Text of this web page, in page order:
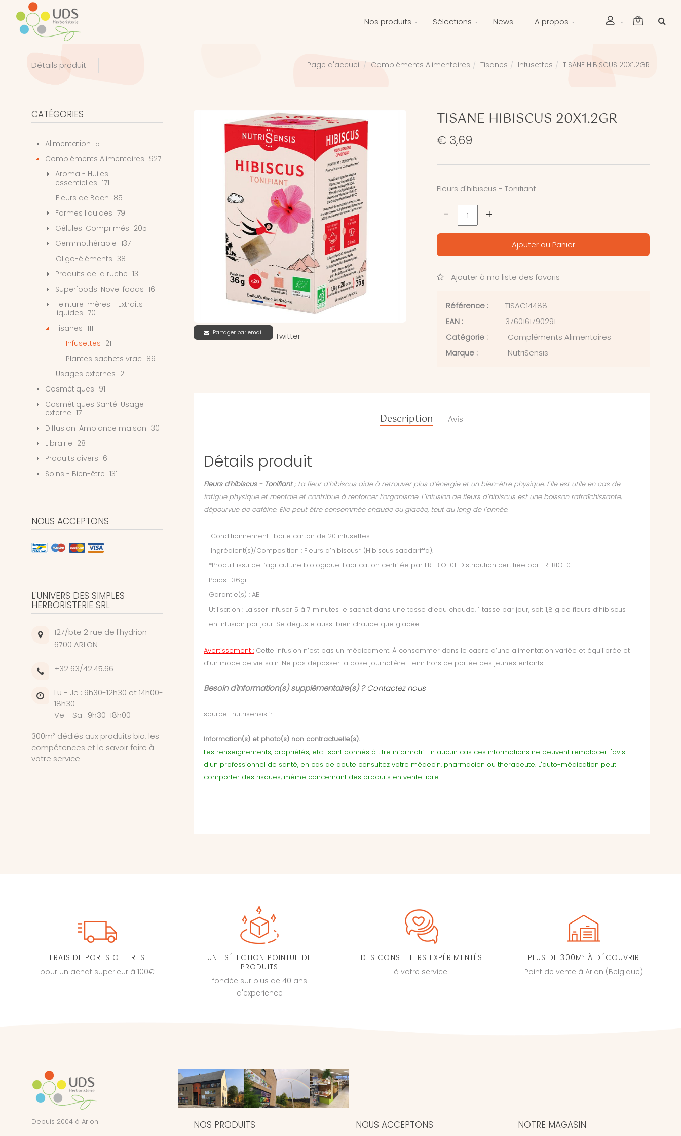
Nos produits Sélections News A propos
Détails produit Page d'accueil Compléments Alimentaires Tisanes Infusettes TISANE HIBISCUS 20X1.2GR
Partager par email Twitter
TISANE HIBISCUS 20X1.2GR
€ 3,69
Fleurs d'hibiscus - Tonifiant
- +
Ajouter au Panier
Ajouter à ma liste des favoris
Référence :
TISAC14488
EAN :
3760161790291
Catégorie :
Compléments Alimentaires
Marque :
NutriSensis
Description Avis
Détails produit
Fleurs d'hibiscus - Tonifiant; La fleur d’hibiscus aide à retrouver plus d’énergie et un bien-être physique. Elle est utile en cas de
fatigue physique et mentale et contribue à renforcer l’organisme. L’infusion de fleurs d’hibiscus est une boisson rafraîchissante,
dépourvue de caféine. Elle peut être consommée chaude ou glacée, tout au long de l’année.
Conditionnement : boite carton de 20 infusettes
Ingrédient(s)/Composition : Fleurs d’hibiscus* (Hibiscus sabdariffa).
*Produit issu de l’agriculture biologique. Fabrication certifiée par FR-BIO-01. Distribution certifiée par FR-BIO-01.
Poids : 36gr
Garantie(s) : AB
Utilisation : Laisser infuser 5 à 7 minutes le sachet dans une tasse d’eau chaude. 1 tasse par jour, soit 1,8 g de fleurs d’hibiscus
en infusion par jour. Se déguste aussi bien chaude que glacée.
Avertissement : Cette infusion n’est pas un médicament. À consommer dans le cadre d’une alimentation variée et équilibrée et
d’un mode de vie sain. Ne pas dépasser la dose journalière. Tenir hors de portée des jeunes enfants.
Besoin d'information(s) supplémentaire(s) ?Contactez nous
source : nutrisensis.fr
Information(s) et photo(s) non contractuelle(s).
Les renseignements, propriétés, etc... sont donnés à titre informatif. En aucun cas ces informations ne peuvent remplacer l'avis
d'un professionnel de santé, en cas de doute consultez votre médecin, pharmacien ou therapeute. L'auto-médication peut
comporter des risques, même concernant des produits en vente libre.
CATÉGORIES
Alimentation 5
Compléments Alimentaires 927
Aroma - Huiles
essentielles 171
Fleurs de Bach 85
Formes liquides 79
Gélules-Comprimés 205
Gemmothérapie 137
Oligo-éléments 38
Produits de la ruche 13
Superfoods-Novel foods 16
Teinture-mères - Extraits
liquides 70
Tisanes 111
Infusettes 21
Plantes sachets vrac 89
Usages externes 2
Cosmétiques 91
Cosmétiques Santé-Usage
externe 17
Diffusion-Ambiance maison 30
Librairie 28
Produits divers 6
Soins - Bien-être 131
NOUS ACCEPTONS
L'UNIVERS DES SIMPLES
HERBORISTERIE SRL
127/bte 2 rue de l'hydrion
6700 ARLON
+32 63/42.45.66
Lu - Je : 9h30-12h30 et 14h00-
18h30
Ve - Sa : 9h30-18h00
300m² dédiés aux produits bio, les
compétences et le savoir faire à
votre service
FRAIS DE PORTS OFFERTS
pour un achat superieur à 100€
UNE SÉLECTION POINTUE DE
PRODUITS
fondée sur plus de 40 ans
d'experience
DES CONSEILLERS EXPÉRIMENTÉS
à votre service
PLUS DE 300M² À DÉCOUVRIR
Point de vente à Arlon (Belgique)
Depuis 2004 à Arlon NOS PRODUITS NOUS ACCEPTONS NOTRE MAGASIN